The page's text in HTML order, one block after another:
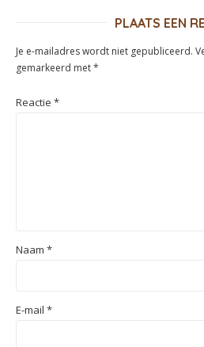
PLAATS EEN
Je e-mailadres wordt niet gepubliceerd.
gemarkeerd met*
Reactie *
Naam *
E-mail *